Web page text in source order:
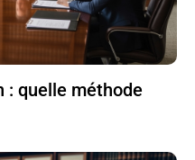
: quelle méthode